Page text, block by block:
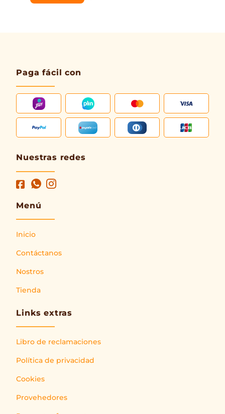
Paga fácil con
Nuestras redes
Menú
Inicio
Contáctanos
Nostros
Tienda
Links extras
Libro de reclamaciones
Política de privacidad
Cookies
Provehedores